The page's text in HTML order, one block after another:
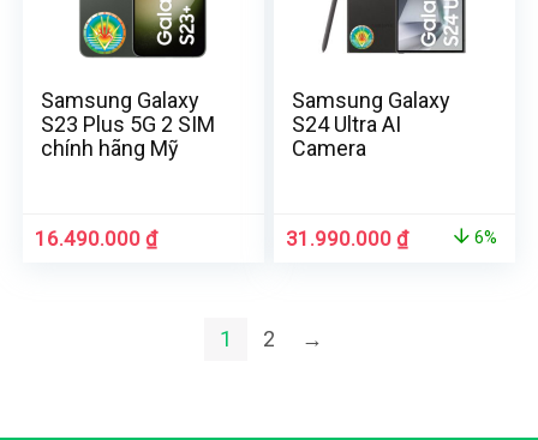
Samsung Galaxy
S23 Plus 5G 2 SIM
chính hãng Mỹ
16.490.000₫
Samsung Galaxy
S24 Ultra AI
Camera
31.990.000₫ 6%
1 2 →